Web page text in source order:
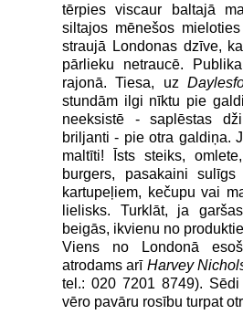
tērpies viscaur baltajā
siltajos mēnešos
straujā Londonas dzīve,
pārlieku netraucē.
rajonā. Tiesa, uz
stundām ilgi nīktu pie
neeksistē - saplēstas
briljanti - pie otra galdiņa.
maltīti! Īsts steiks,
burgers, pasakaini
kartupeļiem, kečupu vai
lielisks. Turklāt, ja
beigās, ikvienu no
Viens no Londonā
atrodams arī Harvey
tel.: 020 7201 8749).
vēro pavāru rosību turpat